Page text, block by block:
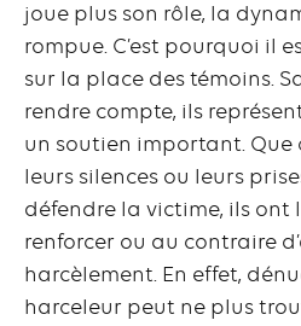
joue plus son rôle, la
rompue. C’est pourquoi il
sur la place des témoins.
rendre compte, ils
un soutien important. Que
leurs silences ou leurs
défendre la victime, ils ont
renforcer ou au contraire
harcèlement. En effet,
harceleur peut ne plus